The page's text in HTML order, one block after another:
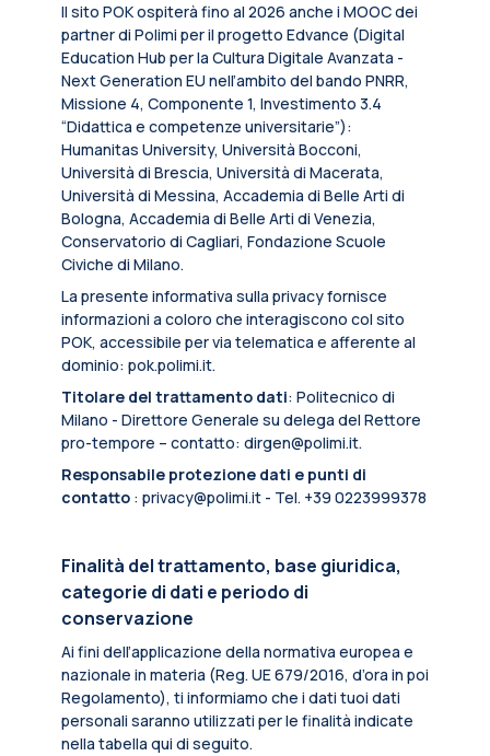
Il sito POK ospiterà fino al 2026 anche i MOOC dei
partner di Polimi per il progetto Edvance (Digital
Education Hub per la Cultura Digitale Avanzata -
Next Generation EU nell’ambito del bando PNRR,
Missione 4, Componente 1, Investimento 3.4
“Didattica e competenze universitarie”):
Humanitas University, Università Bocconi,
Università di Brescia, Università di Macerata,
Università di Messina, Accademia di Belle Arti di
Bologna, Accademia di Belle Arti di Venezia,
Conservatorio di Cagliari, Fondazione Scuole
Civiche di Milano.
La presente informativa sulla privacy fornisce
informazioni a coloro che interagiscono col sito
POK, accessibile per via telematica e afferente al
dominio: pok.polimi.it.
Titolare del trattamento dati: Politecnico di
Milano - Direttore Generale su delega del Rettore
pro-tempore – contatto: dirgen@polimi.it.
Responsabile protezione dati e punti di
contatto : privacy@polimi.it - Tel. +39 0223999378
Finalità del trattamento, base giuridica,
categorie di dati e periodo di
conservazione
Ai fini dell’applicazione della normativa europea e
nazionale in materia (Reg. UE 679/2016, d’ora in poi
Regolamento), ti informiamo che i dati tuoi dati
personali saranno utilizzati per le finalità indicate
nella tabella qui di seguito.